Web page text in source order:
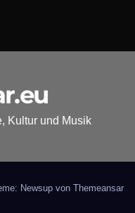
Kultur und Musik
Newsup von Themeansar